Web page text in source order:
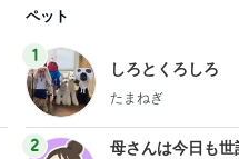
ペット
1
しろとくろしろ
たまねぎ
2
母さんは今日も世